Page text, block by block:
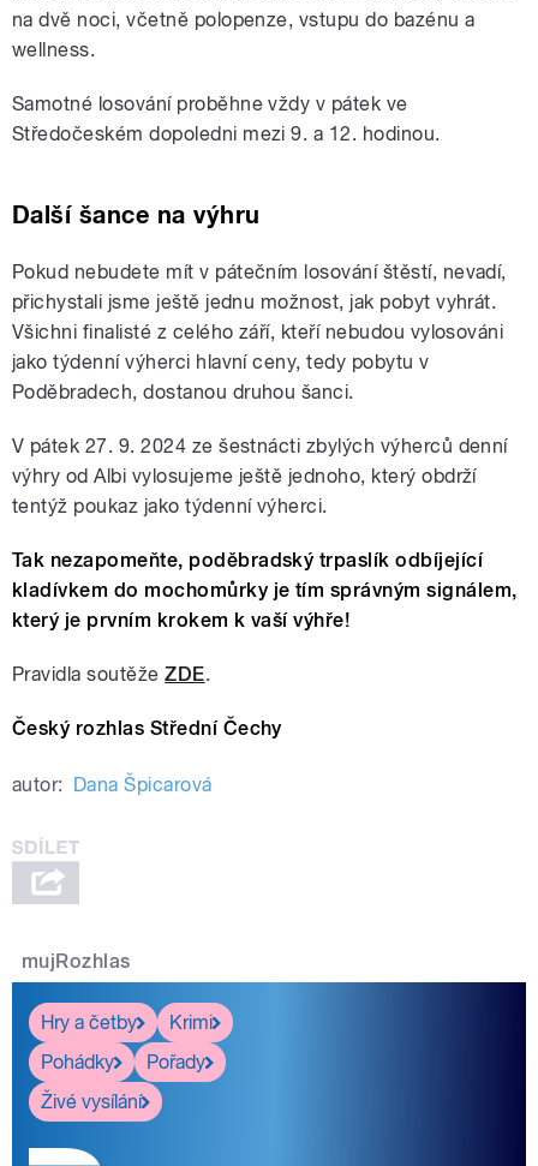
na dvě noci, včetně polopenze, vstupu do bazénu a
wellness.
Samotné losování proběhne vždy v pátek ve
Středočeském dopoledni mezi 9. a 12. hodinou.
Další šance na výhru
Pokud nebudete mít v pátečním losování štěstí, nevadí,
přichystali jsme ještě jednu možnost, jak pobyt vyhrát.
Všichni finalisté z celého září, kteří nebudou vylosováni
jako týdenní výherci hlavní ceny, tedy pobytu v
Poděbradech, dostanou druhou šanci.
V pátek 27. 9. 2024 ze šestnácti zbylých výherců denní
výhry od Albi vylosujeme ještě jednoho, který obdrží
tentýž poukaz jako týdenní výherci.
Tak nezapomeňte, poděbradský trpaslík odbíjející
kladívkem do mochomůrky je tím správným signálem,
který je prvním krokem k vaší výhře!
Pravidla soutěžeZDE.
Český rozhlas Střední Čechy
autor: Dana Špicarová
mujRozhlas
Hry a četby
Krimi
Pohádky
Pořady
Živé vysílání